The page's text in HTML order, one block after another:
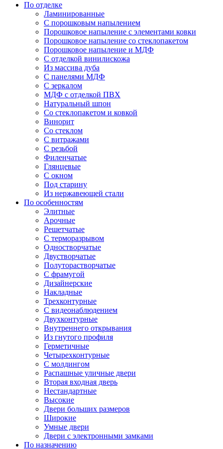
По отделке
Ламинированные
С порошковым напылением
Порошковое напыление с элементами ковки
Порошковое напыление со стеклопакетом
Порошковое напыление и МДФ
С отделкой винилискожа
Из массива дуба
С панелями МДФ
С зеркалом
МДФ с отделкой ПВХ
Натуральный шпон
Со стеклопакетом и ковкой
Винорит
Со стеклом
С витражами
С резьбой
Филенчатые
Глянцевые
С окном
Под старину
Из нержавеющей стали
По особенностям
Элитные
Арочные
Решетчатые
С терморазрывом
Одностворчатые
Двустворчатые
Полуторастворчатые
С фрамугой
Дизайнерские
Накладные
Трехконтурные
С видеонаблюдением
Двухконтурные
Внутреннего открывания
Из гнутого профиля
Герметичные
Четырехконтурные
С молдингом
Распашные уличные двери
Вторая входная дверь
Нестандартные
Высокие
Двери больших размеров
Широкие
Умные двери
Двери с электронными замками
По назначению